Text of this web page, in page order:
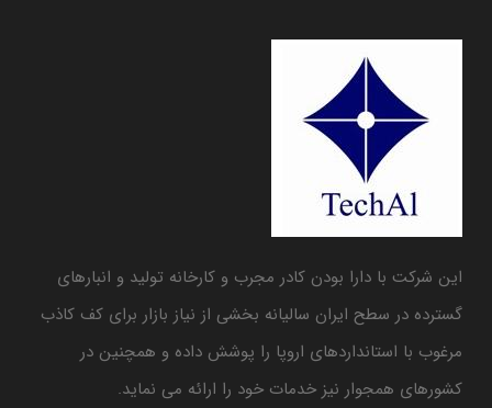
این شرکت با دارا بودن کادر مجرب و کارخانه تولید و انبارهای
گسترده در سطح ایران سالیانه بخشی از نیاز بازار برای کف کاذب
مرغوب با استانداردهای اروپا را پوشش داده و همچنین در
کشورهای همجوار نیز خدمات خود را ارائه می نماید.